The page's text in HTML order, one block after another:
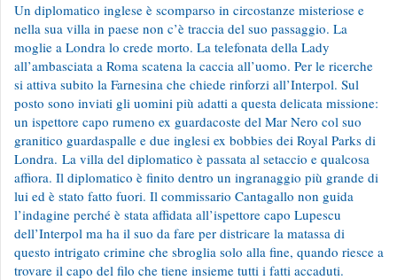
Un diplomatico inglese è scomparso in circostanze misteriose e
nella sua villa in paese non c’è traccia del suo passaggio. La
moglie a Londra lo crede morto. La telefonata della Lady
all’ambasciata a Roma scatena la caccia all’uomo. Per le ricerche
si attiva subito la Farnesina che chiede rinforzi all’Interpol. Sul
posto sono inviati gli uomini più adatti a questa delicata missione:
un ispettore capo rumeno ex guardacoste del Mar Nero col suo
granitico guardaspalle e due inglesi ex bobbies dei Royal Parks di
Londra. La villa del diplomatico è passata al setaccio e qualcosa
affiora. Il diplomatico è finito dentro un ingranaggio più grande di
lui ed è stato fatto fuori. Il commissario Cantagallo non guida
l’indagine perché è stata affidata all’ispettore capo Lupescu
dell’Interpol ma ha il suo da fare per districare la matassa di
questo intrigato crimine che sbroglia solo alla fine, quando riesce a
trovare il capo del filo che tiene insieme tutti i fatti accaduti.